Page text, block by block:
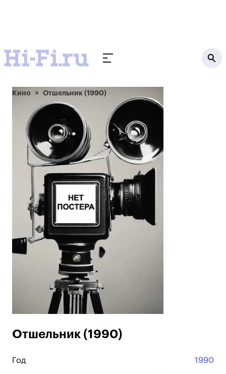
Кино Отшельник (1990)
Отшельник (1990)
Год 1990